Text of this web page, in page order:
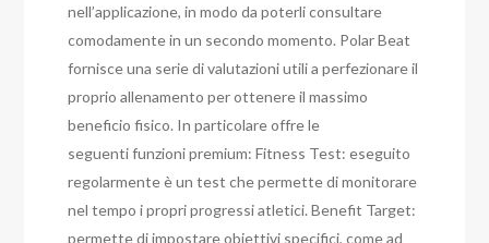
nell’applicazione, in modo da poterli consultare
comodamente in un secondo momento. Polar Beat
fornisce una serie di valutazioni utili a perfezionare il
proprio allenamento per ottenere il massimo
beneficio fisico. In particolare offre le
seguenti funzioni premium: Fitness Test: eseguito
regolarmente è un test che permette di monitorare
nel tempo i propri progressi atletici. Benefit Target:
permette di impostare obiettivi specifici, come ad